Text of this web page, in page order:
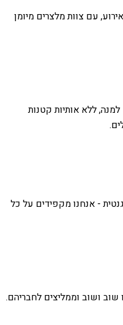
עם צוות מלצרים מיומן
החל מ-50 ש״ח למנה, ללא אותיות קטנות
- אנחנו מקפידים על כל
שוב ושוב וממליצים לחבריהם.